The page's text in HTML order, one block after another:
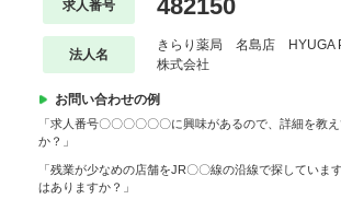
求人番号 482150
法人名
きらり薬局 名島店 HYUGA
株式会社
お問い合わせの例
「求人番号〇〇〇〇〇〇に興味があるので、詳細を教
か？」
「残業が少なめの店舗をJR〇〇線の沿線で探していま
はありますか？」